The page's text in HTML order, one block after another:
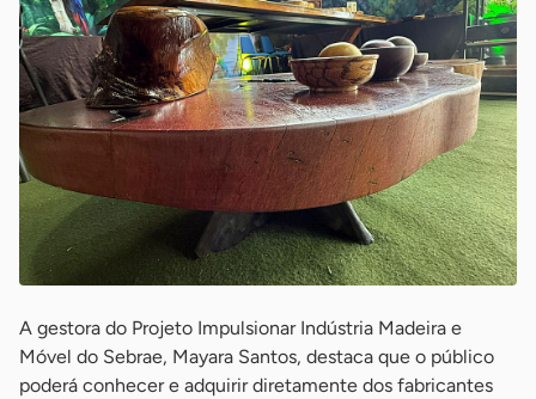
A gestora do Projeto Impulsionar Indústria Madeira e
Móvel do Sebrae, Mayara Santos, destaca que o público
poderá conhecer e adquirir diretamente dos fabricantes